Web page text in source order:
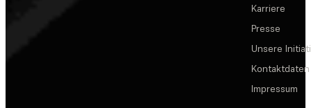
Karriere
Presse
Unsere
Kontaktdaten
Impressum